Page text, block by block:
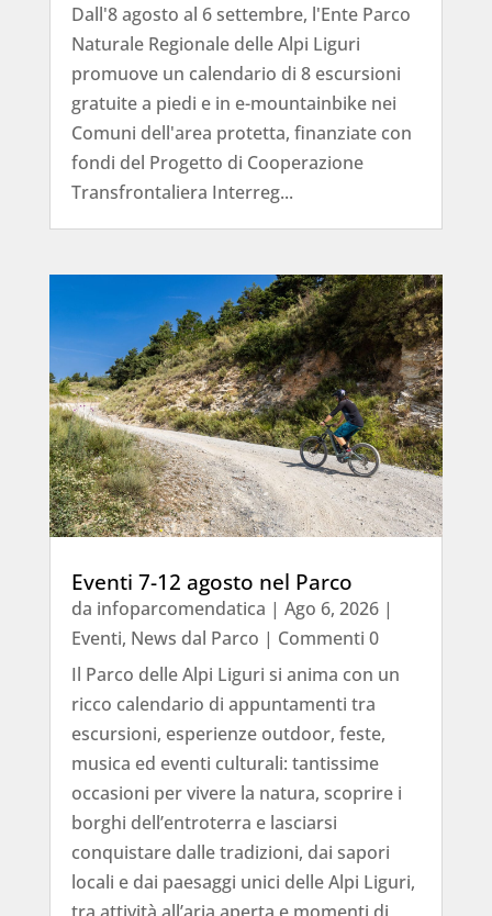
Dall'8 agosto al 6 settembre, l'Ente Parco
Naturale Regionale delle Alpi Liguri
promuove un calendario di 8 escursioni
gratuite a piedi e in e-mountainbike nei
Comuni dell'area protetta, finanziate con
fondi del Progetto di Cooperazione
Transfrontaliera Interreg...
Eventi 7-12 agosto nel Parco
da infoparcomendatica | Ago 6, 2026|
Eventi, News dal Parco | Commenti 0
Il Parco delle Alpi Liguri si anima con un
ricco calendario di appuntamenti tra
escursioni, esperienze outdoor, feste,
musica ed eventi culturali: tantissime
occasioni per vivere la natura, scoprire i
borghi dell’entroterra e lasciarsi
conquistare dalle tradizioni, dai sapori
locali e dai paesaggi unici delle Alpi Liguri,